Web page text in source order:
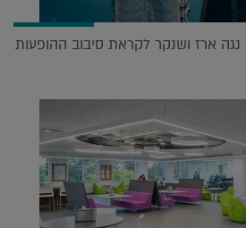
נגה ארז ושנקר לקראת סיבוב ההופעות